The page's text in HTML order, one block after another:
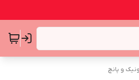
و پانچ